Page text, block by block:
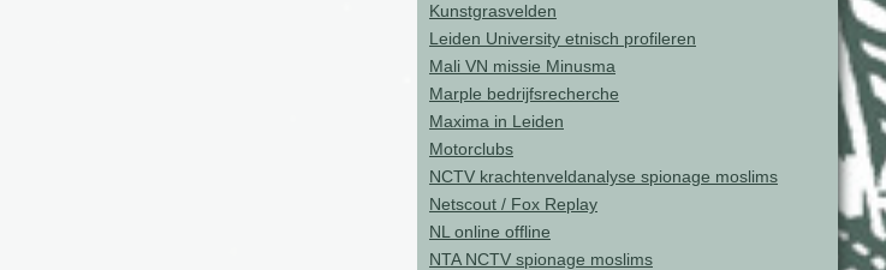
Kunstgrasvelden
Leiden University etnisch profileren
Mali VN missie Minusma
Marple bedrijfsrecherche
Maxima in Leiden
Motorclubs
NCTV krachtenveldanalyse spionage moslims
Netscout / Fox Replay
NL online offline
NTA NCTV spionage moslims